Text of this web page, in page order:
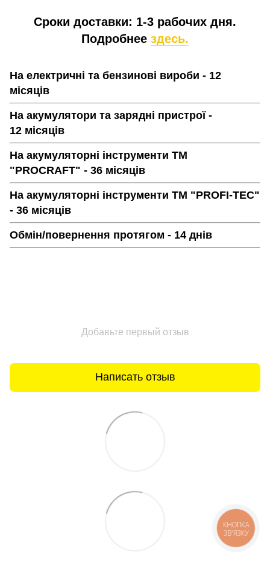
Сроки доставки: 1-3 рабочих дня.
Подробнее здесь.
На електричні та бензинові вироби - 12
місяців
На акумулятори та зарядні пристрої -
12 місяців
На акумуляторні інструменти ТМ
"PROCRAFT" - 36 місяців
На акумуляторні інструменти ТМ "PROFI-TEC"
- 36 місяців
Обмін/повернення протягом - 14 днів
Добавьте первый отзыв
Написать отзыв
КНОПКА
ЗВ'ЯЗКУ